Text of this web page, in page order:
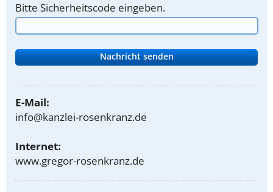
Bitte Sicherheitscode eingeben.
E-Mail:
info@kanzlei-rosenkranz.de
Internet:
www.gregor-rosenkranz.de